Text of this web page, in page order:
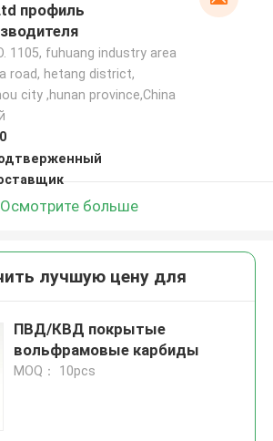
профиль
1105, fuhuang industry area
road, hetang district,
city ,hunan province,China
Осмотрите больше
лучшую цену для
ПВД/КВД покрытые
вольфрамовые карбиды
MOQ： 10pcs